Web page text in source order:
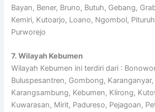
Bayan, Bener, Bruno, Butuh, Gebang,
Kemiri, Kutoarjo, Loano, Ngombol,
Purworejo
7. Wilayah Kebumen
Wilayah Kebumen ini terdiri dari :
Buluspesantren, Gombong,
Karangsambung, Kebumen, Klirong,
Kuwarasan, Mirit, Padureso, Pejagoan,